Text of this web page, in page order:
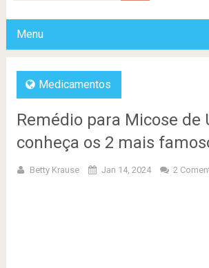
Menu
Medicamentos
Remédio para Micose de
conheça os 2 mais
Betty Krause Jan 14, 2024 2